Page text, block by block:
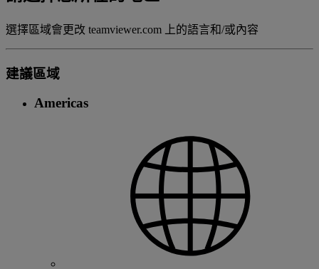
選擇區域會更改 teamviewer.com 上的語言和/或內容
建議區域
Americas